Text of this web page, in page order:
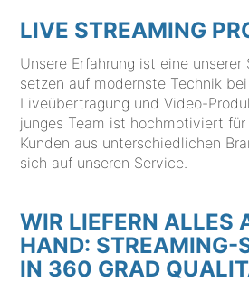
LIVE STREAMING
Unsere Erfahrung ist eine unserer
setzen auf modernste Technik bei
Liveübertragung und Video-
junges Team ist hochmotiviert für
Kunden aus unterschiedlichen
sich auf unseren Service.
WIR LIEFERN ALLES
HAND: STREAMING-
IN 360 GRAD